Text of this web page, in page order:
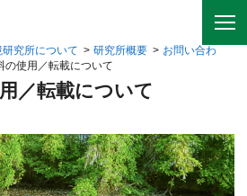
研究所について > 研究所概要 > お問い合わ
の使用／転載について
／転載について